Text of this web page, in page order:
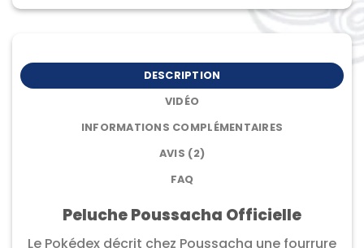
DESCRIPTION
VIDÉO
INFORMATIONS COMPLÉMENTAIRES
AVIS (2)
FAQ
Peluche Poussacha Officielle
Le Pokédex décrit chez Poussacha une fourrure